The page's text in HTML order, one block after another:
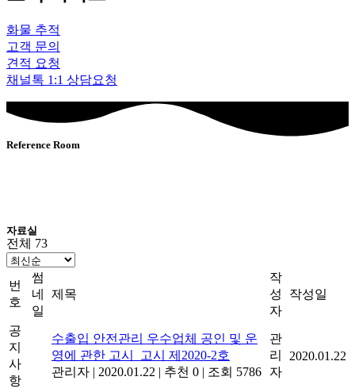
화물 추적
고객 문의
견적 요청
채널톡 1:1 상담요청
Reference Room
자료실
전체 73
번
호
썸
네
일
제목
작
성
자
작성일
공
지
사
항
수출입 안전관리 우수업체 공인 및 운
영에 관한 고시_고시 제2020-2호
관리자 | 2020.01.22 | 추천 0 | 조회 5786
관
리
자
2020.01.22